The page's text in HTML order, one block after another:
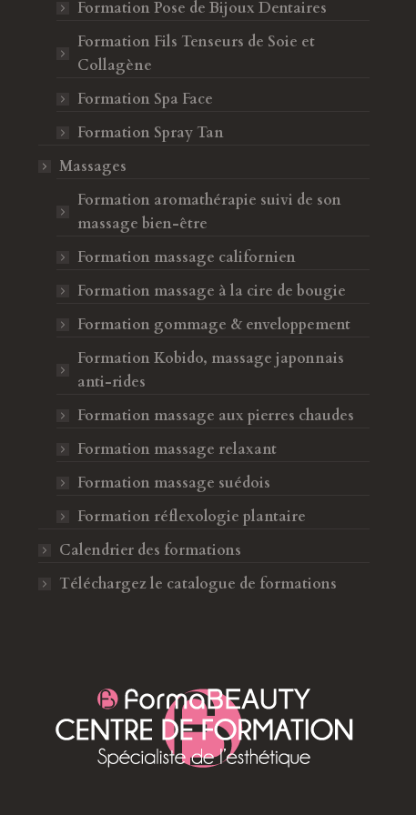
Formation Pose de Bijoux Dentaires
Formation Fils Tenseurs de Soie et
Collagène
Formation Spa Face
Formation Spray Tan
Massages
Formation aromathérapie suivi de son
massage bien-être
Formation massage californien
Formation massage à la cire de bougie
Formation gommage & enveloppement
Formation Kobido, massage japonnais
anti-rides
Formation massage aux pierres chaudes
Formation massage relaxant
Formation massage suédois
Formation réflexologie plantaire
Calendrier des formations
Téléchargez le catalogue de formations
qui veulent se lancer !
2024
compétences en
top et toujours prête à
Avis de Sandra Millet,